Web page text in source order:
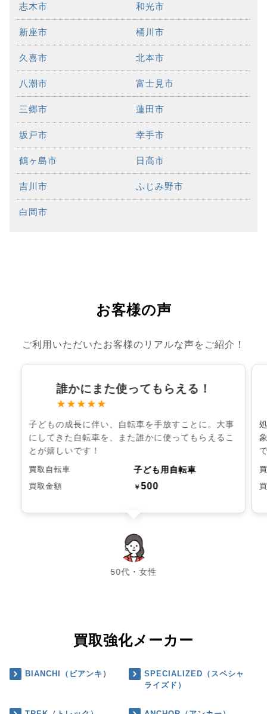
志木市 和光市
新座市 桶川市
久喜市 北本市
八潮市 富士見市
三郷市 蓮田市
坂戸市 幸手市
鶴ヶ島市 日高市
吉川市 ふじみ野市
白岡市
お客様の声
ご利用いただいたお客様のリアルな声をご紹介！
誰かにまた使ってもらえる！
★★★★★
子どもの成長に伴い、自転車を手放すことに。大事
にしてきた自転車を、また誰かに使ってもらえるこ
とが嬉しいです！
買取自転車 子ども用自転車
買取金額 ￥500
50代・女性
chevron_left chevron_right
買取強化メーカー
BIANCHI（ビアンキ）
SPECIALIZED（スペシャ
ライズド）